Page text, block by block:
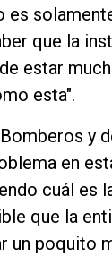
es
que la
estar
esta".
y
en
cuál es
que la
un poquito